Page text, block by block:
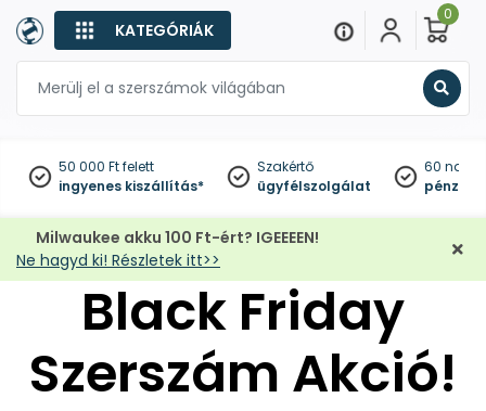
KATEGÓRIÁK
0
50 000 Ft felett
ingyenes kiszállítás*
Szakértő
ügyfélszolgálat
60
Milwaukee akku 100 Ft-ért? IGEEEEN!
Ne hagyd ki! Részletek itt>>
Black Friday
Szerszám Akció!